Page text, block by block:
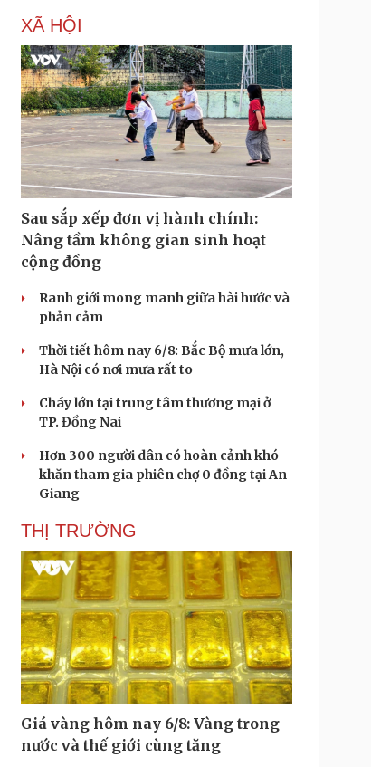
XÃ HỘI
Sau sắp xếp đơn vị hành chính:
Nâng tầm không gian sinh hoạt
cộng đồng
Ranh giới mong manh giữa hài hước và
phản cảm
Thời tiết hôm nay 6/8: Bắc Bộ mưa lớn,
Hà Nội có nơi mưa rất to
Cháy lớn tại trung tâm thương mại ở
TP. Đồng Nai
Hơn 300 người dân có hoàn cảnh khó
khăn tham gia phiên chợ 0 đồng tại An
Giang
THỊ TRƯỜNG
Giá vàng hôm nay 6/8: Vàng trong
nước và thế giới cùng tăng